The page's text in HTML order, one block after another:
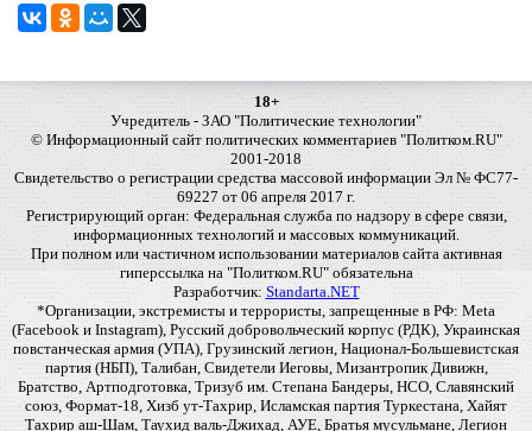
18+
Учредитель - ЗАО "Политические технологии"
© Информационный сайт политических комментариев "Политком.RU"
2001-2018
Свидетельство о регистрации средства массовой информации Эл № ФС77-
69227 от 06 апреля 2017 г.
Регистрирующий орган: Федеральная служба по надзору в сфере связи,
информационных технологий и массовых коммуникаций.
При полном или частичном использовании материалов сайта активная
гиперссылка на "Политком.RU" обязательна
Разработчик: Standarta.NET
*Организации, экстремисты и террористы, запрещенные в РФ: Meta
(Facebook и Instagram), Русский добровольческий корпус (РДК), Украинская
повстанческая армия (УПА), Грузинский легион, Национал-Большевистская
партия (НБП), Талибан, Свидетели Иеговы, Мизантропик Дивижн,
Братство, Артподготовка, Тризуб им. Степана Бандеры, НСО, Славянский
союз, Формат-18, Хизб ут-Тахрир, Исламская партия Туркестана, Хайят
Тахрир аш-Шам, Таухид валь-Джихад, АУЕ, Братья мусульмане, Легион